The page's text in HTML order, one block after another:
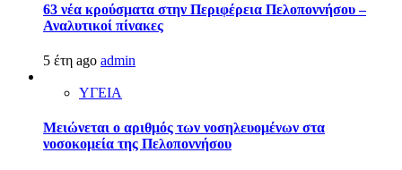
63 νέα κρούσματα στην Περιφέρεια Πελοποννήσου –
Αναλυτικοί πίνακες
5 έτη ago admin
ΥΓΕΙΑ
Μειώνεται ο αριθμός των νοσηλευομένων στα
νοσοκομεία της Πελοποννήσου